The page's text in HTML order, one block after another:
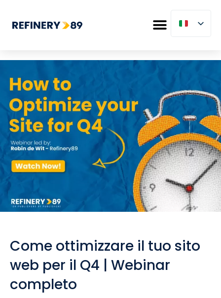
Come ottimizzare il tuo sito
web per il Q4 | Webinar
completo